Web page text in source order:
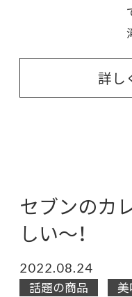
詳し
セブンのカ
しい～！
2022.08.24
話題の商品